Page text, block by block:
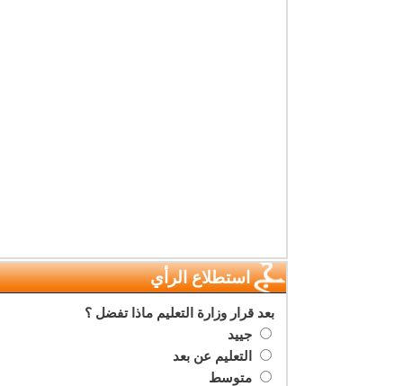
استطلاع الرأي
بعد قرار وزارة التعليم ماذا تفضل ؟
جييد
التعليم عن بعد
متوسط